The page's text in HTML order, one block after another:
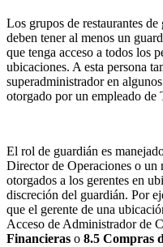
Los grupos de restaurantes
deben tener al menos un
que tenga acceso a todos los
ubicaciones. A esta persona
superadministrador en
otorgado por un empleado de
El rol de guardián es
Director de Operaciones o un
otorgados a los gerentes en
discreción del guardián. Por
que el gerente de una
Acceso de Administrador de
Financieras o 8.5 Compras